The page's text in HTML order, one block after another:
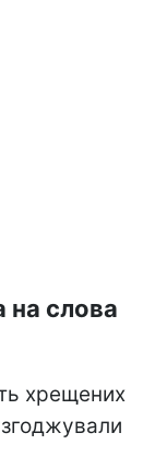
на слова
хрещених